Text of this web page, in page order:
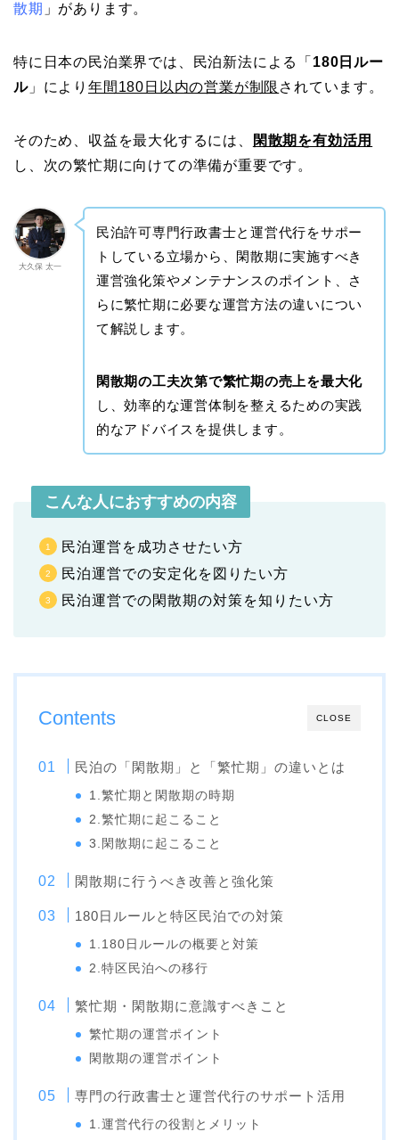
散期 」があります。
特に日本の民泊業界では、民泊新法による「 180日ルー
ル」により年間180日以内の営業が制限 されています。
そのため、収益を最大化するには、
閑散期を有効活用
し、次の繁忙期に向けての準備が重要です。
大久保 太一
民泊許可専門行政書士と運営代行をサポー
トしている立場から、閑散期に実施すべき
運営強化策やメンテナンスのポイント、さ
らに繁忙期に必要な運営方法の違いについ
て解説します。
閑散期の工夫次第で繁忙期の売上を最大化
し、効率的な運営体制を整えるための実践
的なアドバイスを提供します。
こんな人におすすめの内容
民泊運営を成功させたい方
民泊運営での安定化を図りたい方
民泊運営での閑散期の対策を知りたい方
CLOSE
Contents
民泊の「閑散期」と「繁忙期」の違いとは
1.繁忙期と閑散期の時期
2.繁忙期に起こること
3.閑散期に起こること
閑散期に行うべき改善と強化策
180日ルールと特区民泊での対策
1.180日ルールの概要と対策
2.特区民泊への移行
繁忙期・閑散期に意識すべきこと
繁忙期の運営ポイント
閑散期の運営ポイント
専門の行政書士と運営代行のサポート活用
1.運営代行の役割とメリット